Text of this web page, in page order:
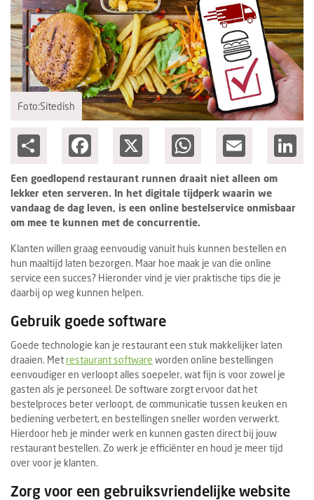
Foto:Sitedish
Facebook WhatsAppEmail
Een goedlopend restaurant runnen draait niet alleen om
lekker eten serveren. In het digitale tijdperk waarin we
vandaag de dag leven, is een online bestelservice onmisbaar
om mee te kunnen met de concurrentie.
Klanten willen graag eenvoudig vanuit huis kunnen bestellen en
hun maaltijd laten bezorgen. Maar hoe maak je van die online
service een succes? Hieronder vind je vier praktische tips die je
daarbij op weg kunnen helpen.
Gebruik goede software
Goede technologie kan je restaurant een stuk makkelijker laten
draaien. Met restaurant software worden online bestellingen
eenvoudiger en verloopt alles soepeler, wat fijn is voor zowel je
gasten als je personeel. De software zorgt ervoor dat het
bestelproces beter verloopt, de communicatie tussen keuken en
bediening verbetert, en bestellingen sneller worden verwerkt.
Hierdoor heb je minder werk en kunnen gasten direct bij jouw
restaurant bestellen. Zo werk je efficiënter en houd je meer tijd
over voor je klanten.
Zorg voor een gebruiksvriendelijke website